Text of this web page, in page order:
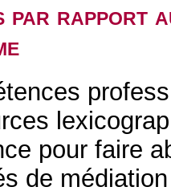
rapport
pour faire
de